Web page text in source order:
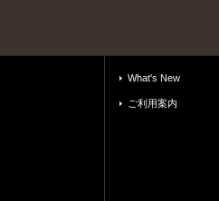
What's New
ご利用案内